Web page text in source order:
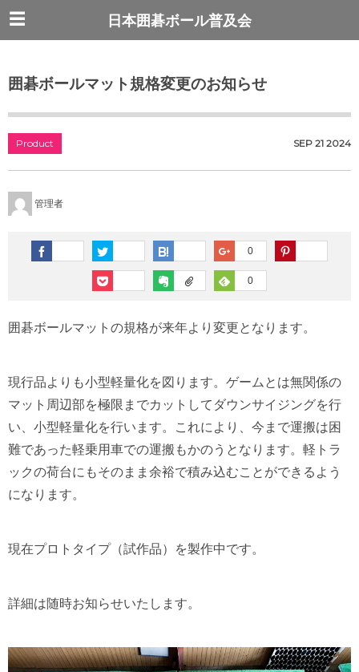
日本囲碁ボール普及会
囲碁ボールマット規格変更のお知らせ
Product SEP 21 2024
管理者
0
0
囲碁ボールマットの規格が来年より変更となります。
現行品よりも小型軽量化を図ります。ゲームとは無関係の
マット周辺部を極限までカットしてダウンサイジングを行
い、小型軽量化を行います。これにより、今まで運搬は困
難であった軽乗用車での運搬もかのうとなります。軽トラ
ックの荷台にもそのまま余裕で積み込むことができるよう
になります。
現在プロトタイプ（試作品）を製作中です。
詳細は随時お知らせいたします。